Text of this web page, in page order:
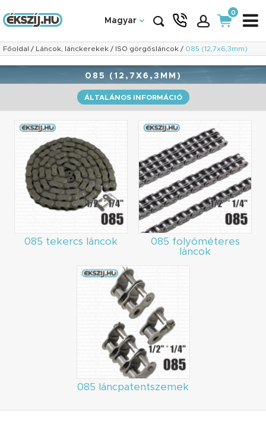
Magyar
0
Főoldal / Láncok, lánckerekek / ISO görgősláncok / 085 (12,7x6,3mm)
085 (12,7X6,3MM)
ÁLTALÁNOS INFORMÁCIÓ
085 tekercs láncok
085 folyóméteres
láncok
085 láncpatentszemek